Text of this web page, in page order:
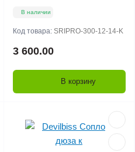
В наличии
Код товара: SRIPRO-300-12-14-K
3 600.00
В корзину